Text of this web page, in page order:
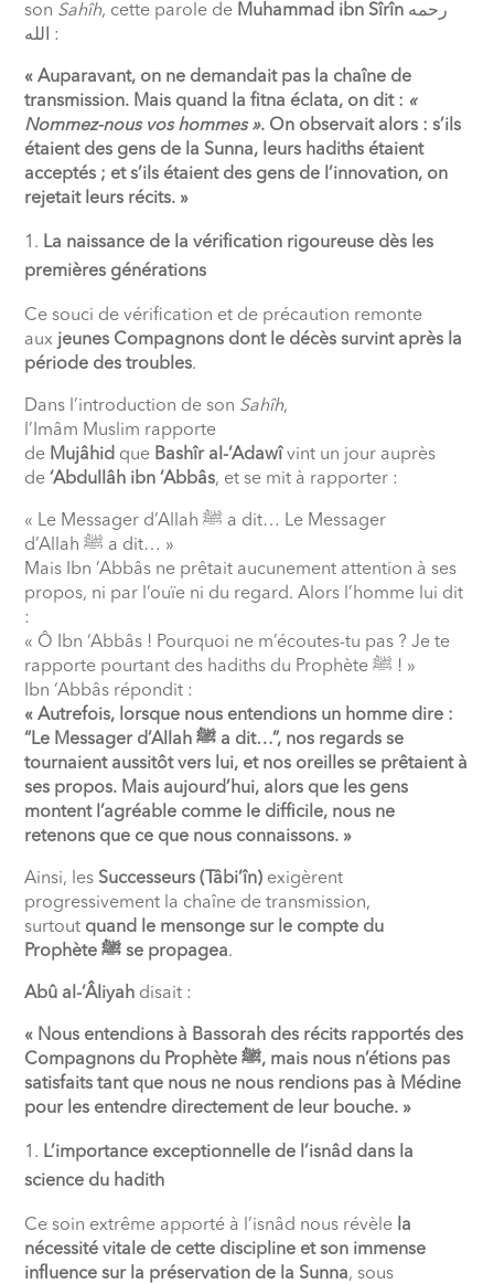
son Sahîh, cette parole de Muhammad ibn Sîrîn رحمه
الله
:
« Auparavant, on ne demandait pas la chaîne de
transmission. Mais quand la fitna éclata, on dit : «
Nommez-nous vos hommes ». On observait alors : s’ils
étaient des gens de la Sunna, leurs hadiths étaient
acceptés ; et s’ils étaient des gens de l’innovation, on
rejetait leurs récits. »
La naissance de la vérification rigoureuse dès les
premières générations
Ce souci de vérification et de précaution remonte
aux jeunes Compagnons dont le décès survint après la
période des troubles.
Dans l’introduction de son Sahîh,
l’Imâm Muslim rapporte
de Mujâhid que Bashîr al-‘Adawîvint un jour auprès
de‘Abdullâh ibn ‘Abbâs, et se mit à rapporter :
« Le Messager d’Allahﷺ a dit… Le Messager
d’Allahﷺ a dit… »
Mais Ibn ‘Abbâs ne prêtait aucunement attention à ses
propos, ni par l’ouïe ni du regard. Alors l’homme lui dit
:
« Ô Ibn ‘Abbâs ! Pourquoi ne m’écoutes-tu pas ? Je te
rapporte pourtant des hadiths du Prophèteﷺ ! »
Ibn ‘Abbâs répondit :
« Autrefois, lorsque nous entendions un homme dire :
“Le Messager d’Allahﷺ a dit…”, nos regards se
tournaient aussitôt vers lui, et nos oreilles se prêtaient à
ses propos. Mais aujourd’hui, alors que les gens
montent l’agréable comme le difficile, nous ne
retenons que ce que nous connaissons. »
Ainsi, les Successeurs (Tâbi‘în) exigèrent
progressivement la chaîne de transmission,
surtout quand le mensonge sur le compte du
Prophèteﷺ se propagea.
Abû al-‘Âliyah disait :
« Nous entendions à Bassorah des récits rapportés des
Compagnons du Prophèteﷺ, mais nous n’étions pas
satisfaits tant que nous ne nous rendions pas à Médine
pour les entendre directement de leur bouche. »
L’importance exceptionnelle de l’isnâd dans la
science du hadith
Ce soin extrême apporté à l’isnâd nous révèle la
nécessité vitale de cette discipline et son immense
influence sur la préservation de la Sunna, sous